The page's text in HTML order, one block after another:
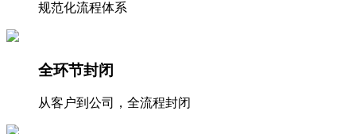
规范化流程体系
全环节封闭
从客户到公司，全流程封闭